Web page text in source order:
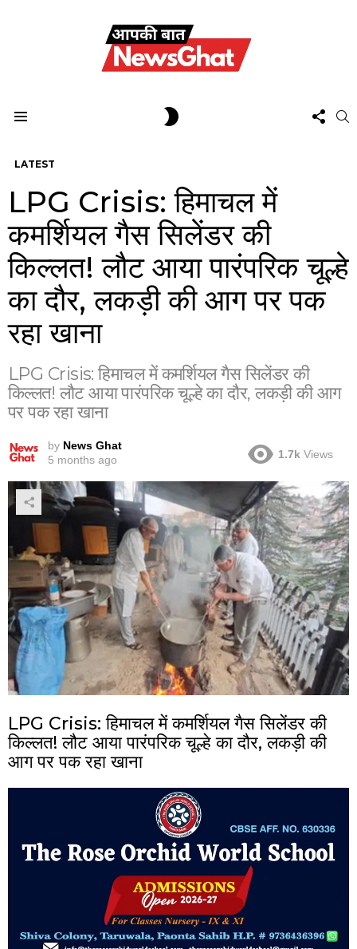
US
LATEST
LPG Crisis: हिमाचल में
कमर्शियल गैस सिलेंडर की
किल्लत! लौट आया पारंपरिक चूल्हे
का दौर, लकड़ी की आग पर पक
रहा खाना
LPG Crisis: हिमाचल में कमर्शियल गैस सिलेंडर की
किल्लत! लौट आया पारंपरिक चूल्हे का दौर, लकड़ी की आग
पर पक रहा खाना
by News Ghat
5 months ago
1.7k Views
LPG Crisis: हिमाचल में कमर्शियल गैस सिलेंडर की
किल्लत! लौट आया पारंपरिक चूल्हे का दौर, लकड़ी की
आग पर पक रहा खाना